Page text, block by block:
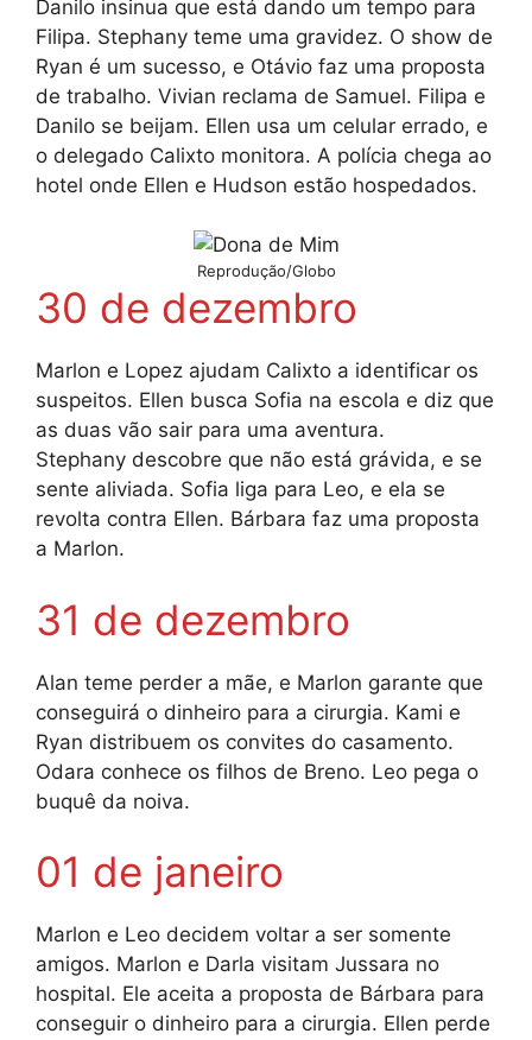
Danilo insinua que está dando um tempo para
Filipa. Stephany teme uma gravidez. O show de
Ryan é um sucesso, e Otávio faz uma proposta
de trabalho. Vivian reclama de Samuel. Filipa e
Danilo se beijam. Ellen usa um celular errado, e
o delegado Calixto monitora. A polícia chega ao
hotel onde Ellen e Hudson estão hospedados.
Reprodução/Globo
30 de dezembro
Marlon e Lopez ajudam Calixto a identificar os
suspeitos. Ellen busca Sofia na escola e diz que
as duas vão sair para uma aventura.
Stephany descobre que não está grávida, e se
sente aliviada. Sofia liga para Leo, e ela se
revolta contra Ellen. Bárbara faz uma proposta
a Marlon.
31 de dezembro
Alan teme perder a mãe, e Marlon garante que
conseguirá o dinheiro para a cirurgia. Kami e
Ryan distribuem os convites do casamento.
Odara conhece os filhos de Breno. Leo pega o
buquê da noiva.
01 de janeiro
Marlon e Leo decidem voltar a ser somente
amigos. Marlon e Darla visitam Jussara no
hospital. Ele aceita a proposta de Bárbara para
conseguir o dinheiro para a cirurgia. Ellen perde